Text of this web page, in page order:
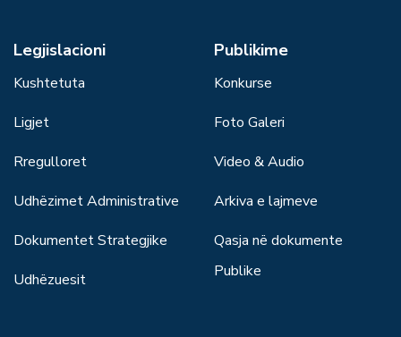
Legjislacioni
Kushtetuta
Ligjet
Rregulloret
Udhëzimet Administrative
Dokumentet Strategjike
Udhëzuesit
Publikime
Konkurse
Foto Galeri
Video & Audio
Arkiva e lajmeve
Qasja në dokumente
Publike